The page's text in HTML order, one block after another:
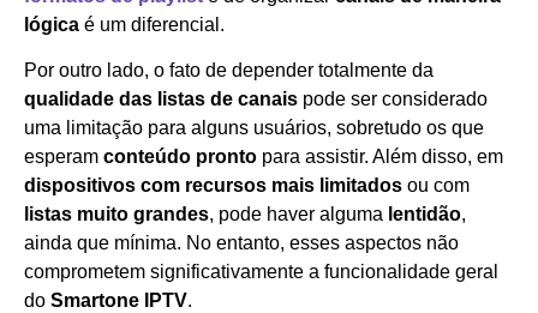
lógica é um diferencial.
Por outro lado, o fato de depender totalmente da
qualidade das listas de canais pode ser considerado
uma limitação para alguns usuários, sobretudo os que
esperam conteúdo pronto para assistir. Além disso, em
dispositivos com recursos mais limitados ou com
listas muito grandes, pode haver alguma lentidão,
ainda que mínima. No entanto, esses aspectos não
comprometem significativamente a funcionalidade geral
do Smartone IPTV.